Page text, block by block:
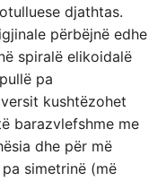
djathtas.
përbëjnë edhe
spiralë elikoidalë
pa
kushtëzohet
barazvlefshme me
dhe për më
simetrinë (më